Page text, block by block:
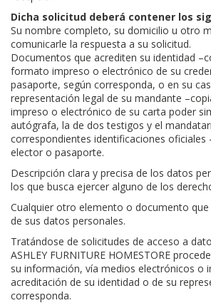
Dicha solicitud deberá contener los
Su nombre completo, su domicilio u otro
comunicarle la respuesta a su solicitud.
Documentos que acrediten su identidad
formato impreso o electrónico de su
pasaporte, según corresponda, o en su
representación legal de su mandante
impreso o electrónico de su carta poder
autógrafa, la de dos testigos y el
correspondientes identificaciones oficiales
elector o pasaporte.
Descripción clara y precisa de los datos
los que busca ejercer alguno de los
Cualquier otro elemento o documento
de sus datos personales.
Tratándose de solicitudes de acceso a
ASHLEY FURNITURE HOMESTORE
su información, vía medios electrónicos o
acreditación de su identidad o de su
corresponda.